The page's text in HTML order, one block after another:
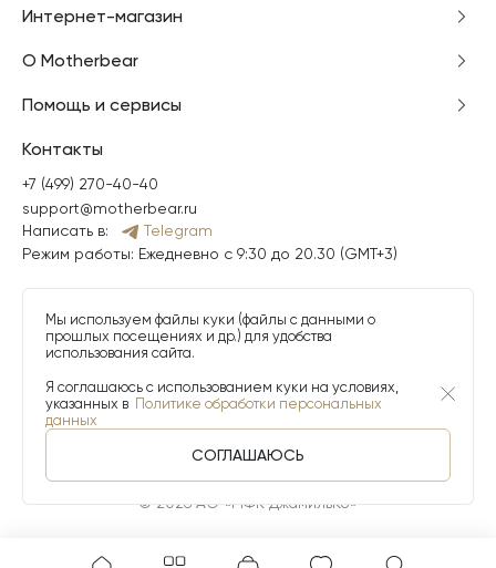
Интернет-магазин
О Motherbear
Помощь и сервисы
Контакты
+7 (499) 270-40-40
support@motherbear.ru
Написать в:
Telegram
Режим работы: Ежедневно с 9:30 до 20.30 (GMT+3)
© 2026 АО «МФК ДжамильКо»
Мы используем файлы куки (файлы с данными о
прошлых посещениях и др.) для удобства
использования сайта.
Я соглашаюсь с использованием куки на условиях,
указанных в Политике обработки персональных
данных
СОГЛАШАЮСЬ